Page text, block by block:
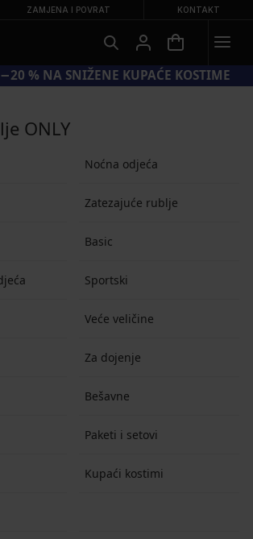
ZAMJENA I POVRAT KONTAKT
% NA SNIŽENE KUPAĆE KOSTIME
ONLY
Noćna odjeća
Zatezajuće rublje
Basic
Sportski
Veće veličine
Za dojenje
Bešavne
Paketi i setovi
Kupaći kostimi